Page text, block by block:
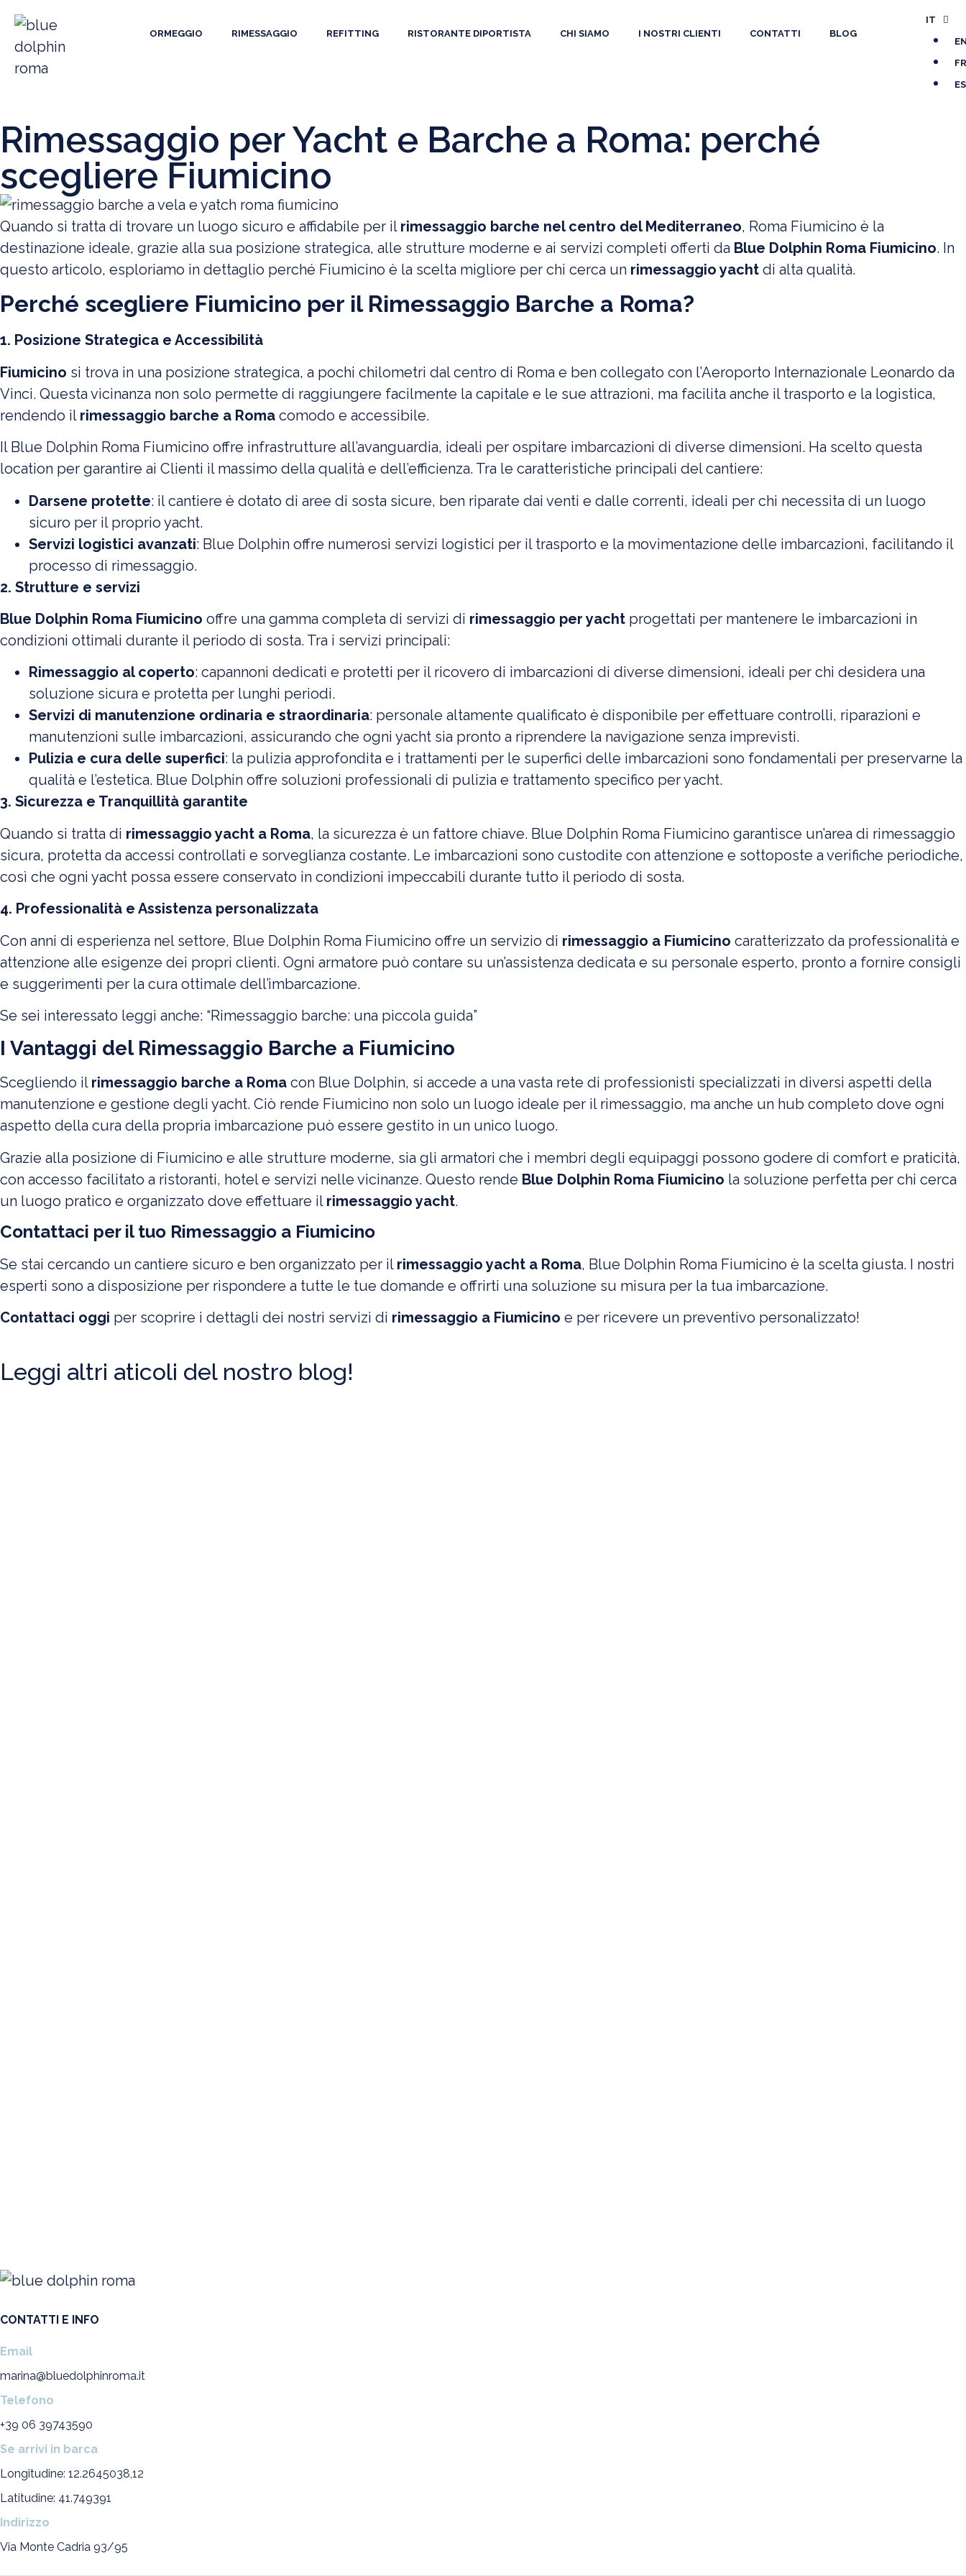
ORMEGGIO RIMESSAGGIO REFITTING RISTORANTE DIPORTISTA CHI SIAMO I NOSTRI CLIENTI CONTATTI BLOG
IT
FR
ES
Rimessaggio per Yacht e Barche a Roma: perché
scegliere Fiumicino
Quando si tratta di trovare un luogo sicuro e affidabile per il rimessaggio barche nel centro del Mediterraneo, Roma Fiumicino è la
destinazione ideale, grazie alla sua posizione strategica, alle strutture moderne e ai servizi completi offerti da Blue Dolphin Roma Fiumicino. In
questo articolo, esploriamo in dettaglio perché Fiumicino è la scelta migliore per chi cerca un rimessaggio yacht di alta qualità.
Perché scegliere Fiumicino per il Rimessaggio Barche a Roma?
1. Posizione Strategica e Accessibilità
Fiumicino si trova in una posizione strategica, a pochi chilometri dal centro di Roma e ben collegato con l’Aeroporto Internazionale Leonardo da
Vinci. Questa vicinanza non solo permette di raggiungere facilmente la capitale e le sue attrazioni, ma facilita anche il trasporto e la logistica,
rendendo il rimessaggio barche a Roma comodo e accessibile.
Il Blue Dolphin Roma Fiumicino offre infrastrutture all’avanguardia, ideali per ospitare imbarcazioni di diverse dimensioni. Ha scelto questa
location per garantire ai Clienti il massimo della qualità e dell’efficienza. Tra le caratteristiche principali del cantiere:
Darsene protette: il cantiere è dotato di aree di sosta sicure, ben riparate dai venti e dalle correnti, ideali per chi necessita di un luogo
sicuro per il proprio yacht.
Servizi logistici avanzati: Blue Dolphin offre numerosi servizi logistici per il trasporto e la movimentazione delle imbarcazioni, facilitando il
processo di rimessaggio.
2. Strutture e servizi
Blue Dolphin Roma Fiumicino offre una gamma completa di servizi di rimessaggio per yacht progettati per mantenere le imbarcazioni in
condizioni ottimali durante il periodo di sosta. Tra i servizi principali:
Rimessaggio al coperto: capannoni dedicati e protetti per il ricovero di imbarcazioni di diverse dimensioni, ideali per chi desidera una
soluzione sicura e protetta per lunghi periodi.
Servizi di manutenzione ordinaria e straordinaria: personale altamente qualificato è disponibile per effettuare controlli, riparazioni e
manutenzioni sulle imbarcazioni, assicurando che ogni yacht sia pronto a riprendere la navigazione senza imprevisti.
Pulizia e cura delle superfici: la pulizia approfondita e i trattamenti per le superfici delle imbarcazioni sono fondamentali per preservarne la
qualità e l’estetica. Blue Dolphin offre soluzioni professionali di pulizia e trattamento specifico per yacht.
3. Sicurezza e Tranquillità garantite
Quando si tratta di rimessaggio yacht a Roma, la sicurezza è un fattore chiave. Blue Dolphin Roma Fiumicino garantisce un’area di rimessaggio
sicura, protetta da accessi controllati e sorveglianza costante. Le imbarcazioni sono custodite con attenzione e sottoposte a verifiche periodiche,
così che ogni yacht possa essere conservato in condizioni impeccabili durante tutto il periodo di sosta.
4. Professionalità e Assistenza personalizzata
Con anni di esperienza nel settore, Blue Dolphin Roma Fiumicino offre un servizio di rimessaggio a Fiumicino caratterizzato da professionalità e
attenzione alle esigenze dei propri clienti. Ogni armatore può contare su un’assistenza dedicata e su personale esperto, pronto a fornire consigli
e suggerimenti per la cura ottimale dell’imbarcazione.
Se sei interessato leggi anche: “Rimessaggio barche: una piccola guida”
I Vantaggi del Rimessaggio Barche a Fiumicino
Scegliendo il rimessaggio barche a Roma con Blue Dolphin, si accede a una vasta rete di professionisti specializzati in diversi aspetti della
manutenzione e gestione degli yacht. Ciò rende Fiumicino non solo un luogo ideale per il rimessaggio, ma anche un hub completo dove ogni
aspetto della cura della propria imbarcazione può essere gestito in un unico luogo.
Grazie alla posizione di Fiumicino e alle strutture moderne, sia gli armatori che i membri degli equipaggi possono godere di comfort e praticità,
con accesso facilitato a ristoranti, hotel e servizi nelle vicinanze. Questo rende Blue Dolphin Roma Fiumicino la soluzione perfetta per chi cerca
un luogo pratico e organizzato dove effettuare il rimessaggio yacht.
Contattaci per il tuo Rimessaggio a Fiumicino
Se stai cercando un cantiere sicuro e ben organizzato per il rimessaggio yacht a Roma, Blue Dolphin Roma Fiumicino è la scelta giusta. I nostri
esperti sono a disposizione per rispondere a tutte le tue domande e offrirti una soluzione su misura per la tua imbarcazione.
Contattaci oggi per scoprire i dettagli dei nostri servizi di rimessaggio a Fiumicino e per ricevere un preventivo personalizzato!
Leggi altri aticoli del nostro blog!
CONTATTI E INFO
Email
marina@bluedolphinroma.it
Telefono
+39 06 39743590
Se arrivi in barca
Longitudine: 12.2645038,12
Latitudine: 41.749391
Indirizzo
Via Monte Cadria 93/95